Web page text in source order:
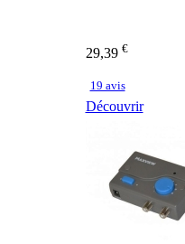
29,39 €
19 avis
Découvrir